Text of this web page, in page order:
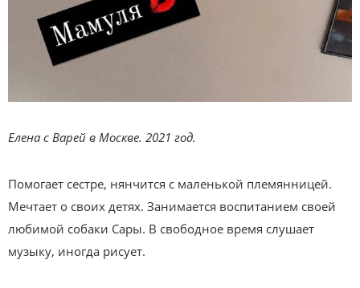
Елена с Варей в Москве. 2021 год.
Помогает сестре, нянчится с маленькой племянницей.
Мечтает о своих детях. Занимается воспитанием своей
любимой собаки Сары. В свободное время слушает
музыку, иногда рисует.